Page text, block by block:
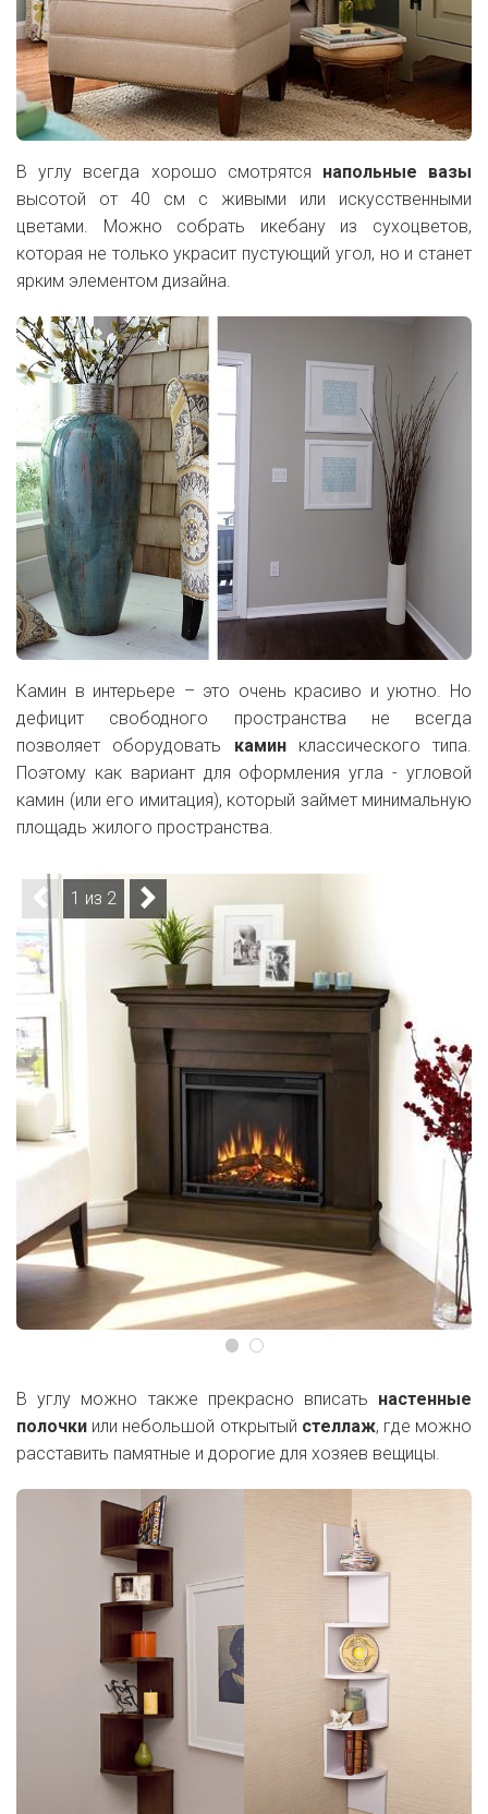
В углу всегда хорошо смотрятся напольные вазы
высотой от 40 см с живыми или искусственными
цветами. Можно собрать икебану из сухоцветов,
которая не только украсит пустующий угол, но и станет
ярким элементом дизайна.
Камин в интерьере – это очень красиво и уютно. Но
дефицит свободного пространства не всегда
позволяет оборудовать камин классического типа.
Поэтому как вариант для оформления угла - угловой
камин (или его имитация), который займет минимальную
площадь жилого пространства.
1 из 2
В углу можно также прекрасно вписать настенные
полочки или небольшой открытый стеллаж, где можно
расставить памятные и дорогие для хозяев вещицы.